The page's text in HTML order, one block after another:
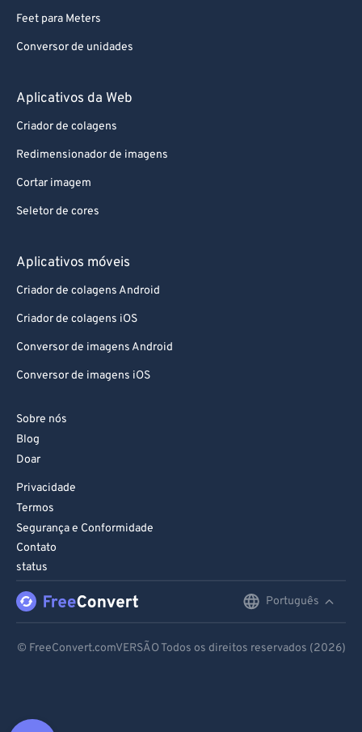
Feet para Meters
Conversor de unidades
Aplicativos da Web
Criador de colagens
Redimensionador de imagens
Cortar imagem
Seletor de cores
Aplicativos móveis
Criador de colagens Android
Criador de colagens iOS
Conversor de imagens Android
Conversor de imagens iOS
Sobre nós
Blog
Doar
Privacidade
Termos
Segurança e Conformidade
Contato
status
Português
© FreeConvert.comVERSÃO Todos os direitos reservados (2026)